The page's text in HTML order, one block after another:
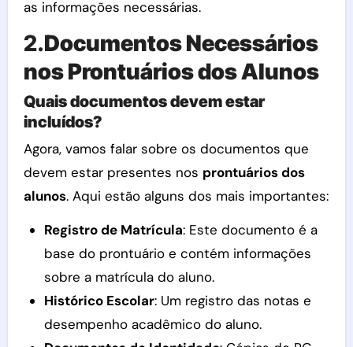
as informações necessárias.
2.Documentos Necessários
nos Prontuários dos Alunos
Quais documentos devem estar
incluídos?
Agora, vamos falar sobre os documentos que
devem estar presentes nos prontuários dos
alunos. Aqui estão alguns dos mais importantes:
Registro de Matrícula: Este documento é a
base do prontuário e contém informações
sobre a matrícula do aluno.
Histórico Escolar: Um registro das notas e
desempenho acadêmico do aluno.